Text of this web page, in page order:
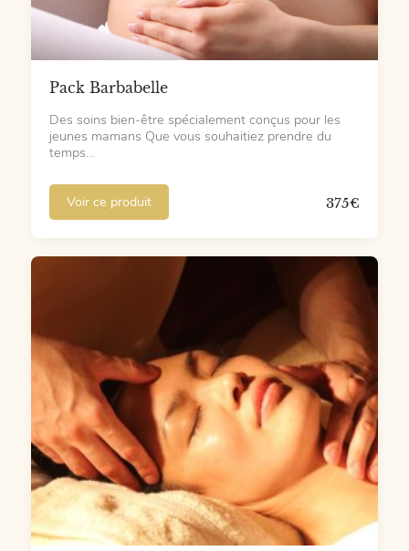
Pack Barbabelle
Des soins bien-être spécialement conçus pour les
jeunes mamans Que vous souhaitiez prendre du
temps…
Voir ce produit 375€